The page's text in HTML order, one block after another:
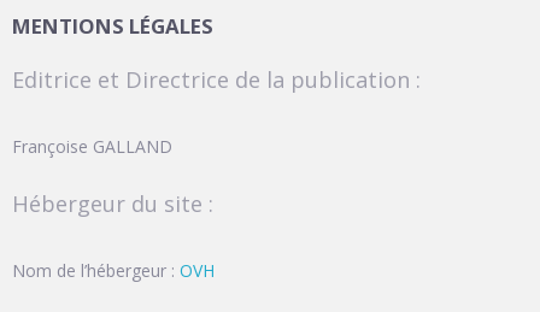
MENTIONS LÉGALES
Editrice et Directrice de la publication :
Françoise GALLAND
Hébergeur du site :
Nom de l’hébergeur : OVH